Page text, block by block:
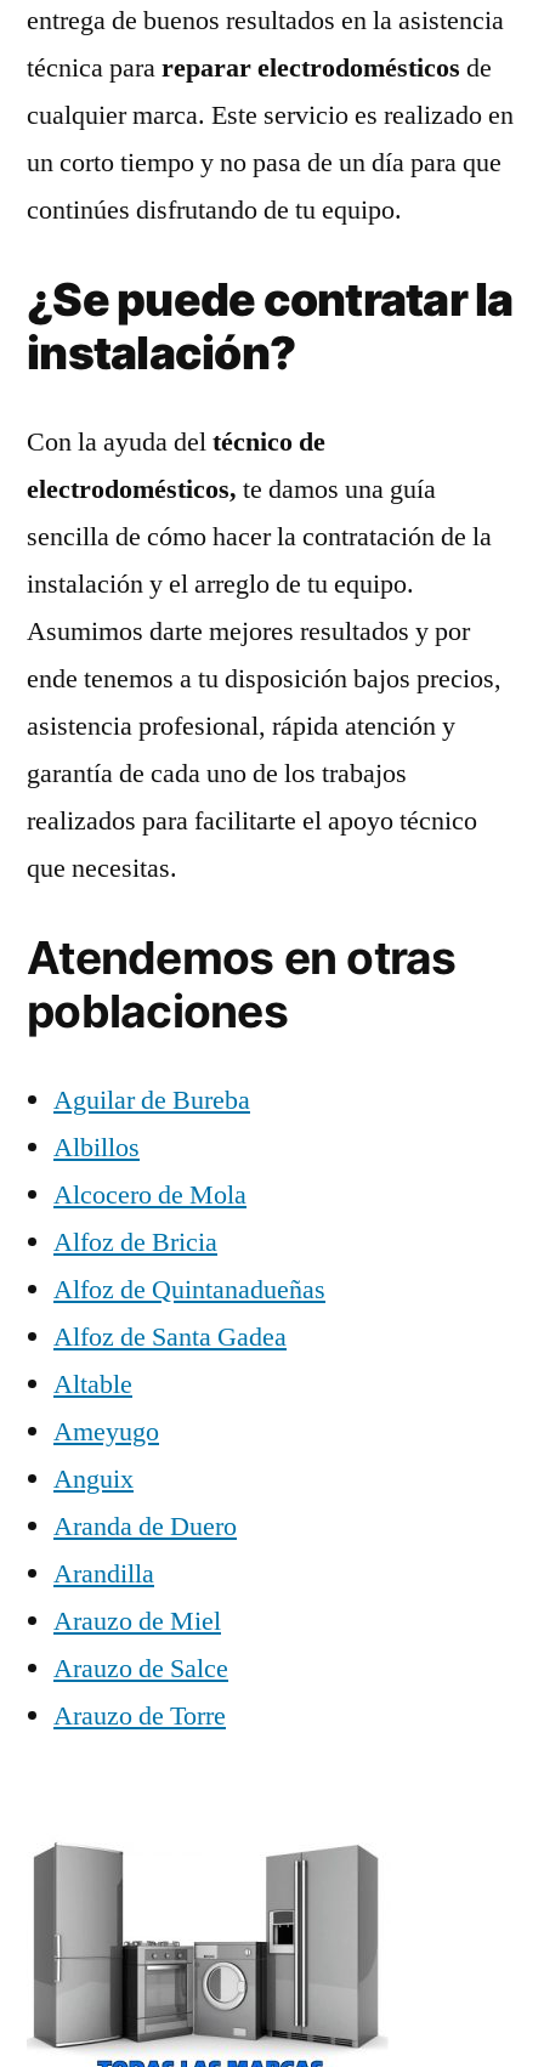
entrega de buenos resultados en la asistencia
técnica parareparar electrodomésticos de
cualquier marca. Este servicio es realizado en
un corto tiempo y no pasa de un día para que
continúes disfrutando de tu equipo.
¿Se puede contratar la
instalación?
Con la ayuda deltécnico de
electrodomésticos, te damos una guía
sencilla de cómo hacer la contratación de la
instalación y el arreglo de tu equipo.
Asumimos darte mejores resultados y por
ende tenemos a tu disposición bajos precios,
asistencia profesional, rápida atención y
garantía de cada uno de los trabajos
realizados para facilitarte el apoyo técnico
que necesitas.
Atendemos en otras
poblaciones
Aguilar de Bureba
Albillos
Alcocero de Mola
Alfoz de Bricia
Alfoz de Quintanadueñas
Alfoz de Santa Gadea
Altable
Ameyugo
Anguix
Aranda de Duero
Arandilla
Arauzo de Miel
Arauzo de Salce
Arauzo de Torre